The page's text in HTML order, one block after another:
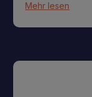
Mehr lesen